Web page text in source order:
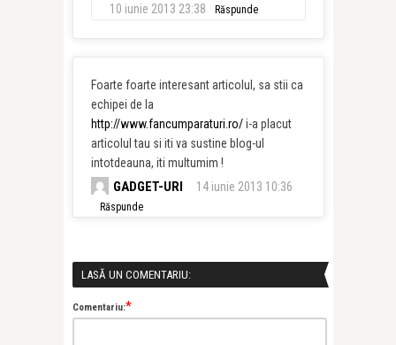
10 iunie 2013 23:38 Răspunde
Foarte foarte interesant articolul, sa stii ca
echipei de la
http://www.fancumparaturi.ro/i-a placut
articolul tau si iti va sustine blog-ul
intotdeauna, iti multumim !
GADGET-URI 14 iunie 2013 10:36
Răspunde
LASĂ UN COMENTARIU:
Comentariu:*